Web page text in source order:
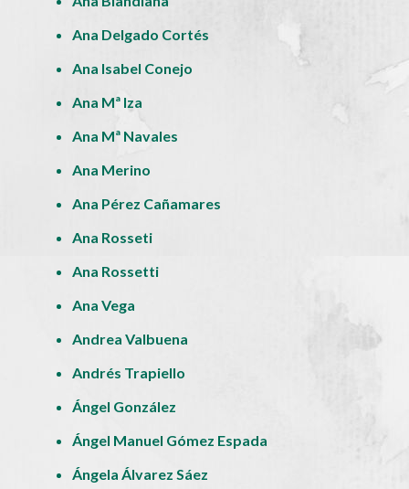
Ana Delgado Cortés
Ana Isabel Conejo
Ana Mª Iza
Ana Mª Navales
Ana Merino
Ana Pérez Cañamares
Ana Rosseti
Ana Rossetti
Ana Vega
Andrea Valbuena
Andrés Trapiello
Ángel González
Ángel Manuel Gómez Espada
Ángela Álvarez Sáez